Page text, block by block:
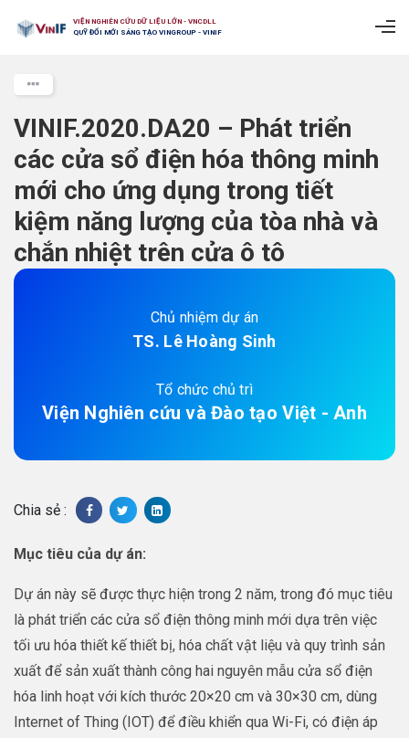
VIỆN NGHIÊN CỨU DỮ LIỆU LỚN - VNCDLL
QUỸ ĐỔI MỚI SÁNG TẠO VINGROUP - VINIF
VINIF.2020.DA20 – Phát triển
các cửa sổ điện hóa thông minh
mới cho ứng dụng trong tiết
kiệm năng lượng của tòa nhà và
chắn nhiệt trên cửa ô tô
Chủ nhiệm dự án
TS. Lê Hoàng Sinh
Tổ chức chủ trì
Viện Nghiên cứu và Đào tạo Việt - Anh
Chia sẻ :
Mục tiêu của dự án:
Dự án này sẽ được thực hiện trong 2 năm, trong đó mục tiêu
là phát triển các cửa sổ điện thông minh mới dựa trên việc
tối ưu hóa thiết kế thiết bị, hóa chất vật liệu và quy trình sản
xuất để sản xuất thành công hai nguyên mẫu cửa sổ điện
hóa linh hoạt với kích thước 20×20 cm và 30×30 cm, dùng
Internet of Thing (IOT) để điều khiển qua Wi-Fi, có điện áp